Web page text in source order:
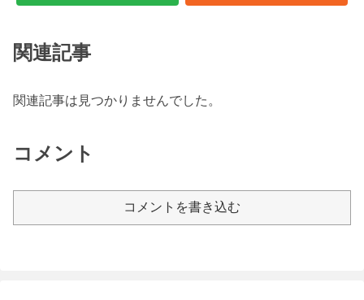
関連記事
関連記事は見つかりませんでした。
コメント
コメントを書き込む